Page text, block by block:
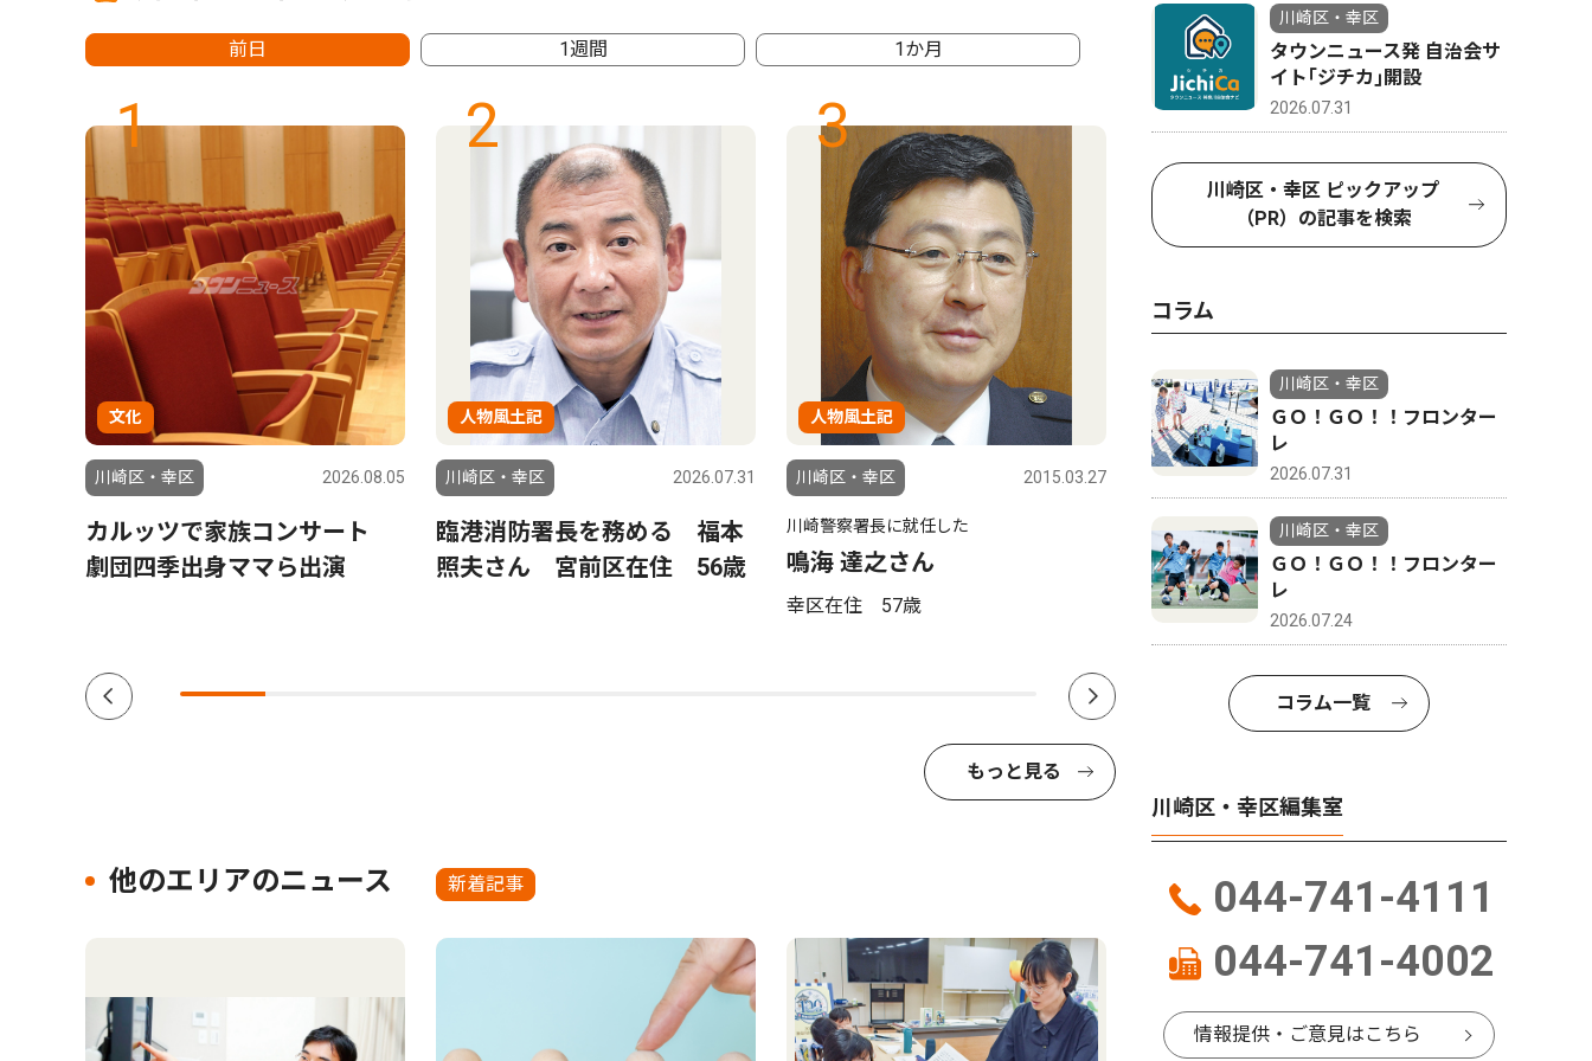
前日 1週間 1か月
1
文化
川崎区・幸区 2026.08.05
カルッツで家族コンサート
劇団四季出身ママら出演
2
人物風土記
川崎区・幸区 2026.07.31
臨港消防署長を務める 福本
照夫さん 宮前区在住 56歳
3
人物風土記
川崎区・幸区 2015.03.27
川崎警察署長に就任した
鳴海 達之さん
幸区在住 57歳
4
ピックアップ（PR）
かわさきジャズ2026 重鎮か
ら15歳の新星と多彩な顔触
れ 川崎駅周辺がジャズに染
まる、11月23日まで
Ｅで、夏
もっと見る
他のエリアのニュース 新着記事
川崎区・幸区
タウンニュース発 自治会サ
イト｢ジチカ｣開設
2026.07.31
川崎区・幸区 ピックアップ
（PR）の記事を検索
コラム
川崎区・幸区
ＧＯ！ＧＯ！！フロンター
レ
2026.07.31
川崎区・幸区
ＧＯ！ＧＯ！！フロンター
レ
2026.07.24
コラム一覧
川崎区・幸区編集室
044-741-4111
044-741-4002
情報提供・ご意見はこちら